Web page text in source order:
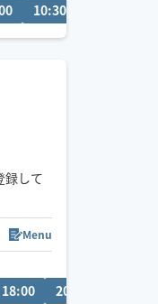
22:0010:30
12:00
録して
気持ち
Menu
18:00 20:00